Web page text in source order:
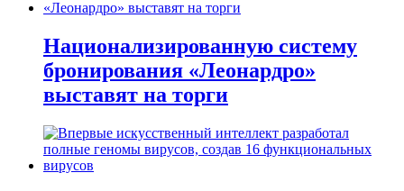
Национализированную систему
бронирования «Леонардро»
выставят на торги